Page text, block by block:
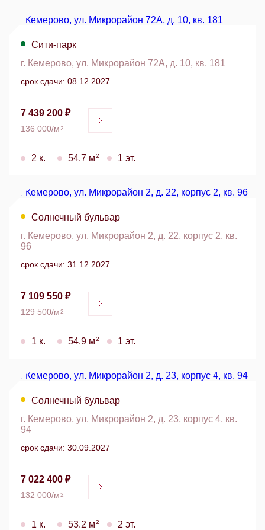
Сити-парк
г. Кемерово, ул. Микрорайон 72А, д. 10, кв. 181
срок сдачи: 08.12.2027
7 439 200 ₽
136 000/м2
2 к. 54.7 м2 1 эт.
Солнечный бульвар
г. Кемерово, ул. Микрорайон 2, д. 22, корпус 2, кв.
96
срок сдачи: 31.12.2027
7 109 550 ₽
129 500/м2
1 к. 54.9 м2 1 эт.
Солнечный бульвар
г. Кемерово, ул. Микрорайон 2, д. 23, корпус 4, кв.
94
срок сдачи: 30.09.2027
7 022 400 ₽
132 000/м2
1 к. 53.2 м2 2 эт.